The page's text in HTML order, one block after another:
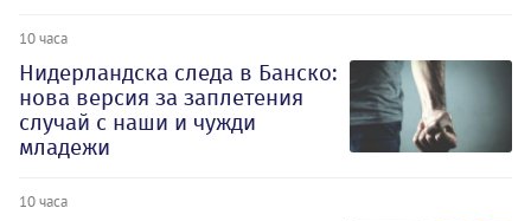
10 часа
Нидерландска следа в Банско:
нова версия за заплетения
случай с наши и чужди
младежи
10 часа